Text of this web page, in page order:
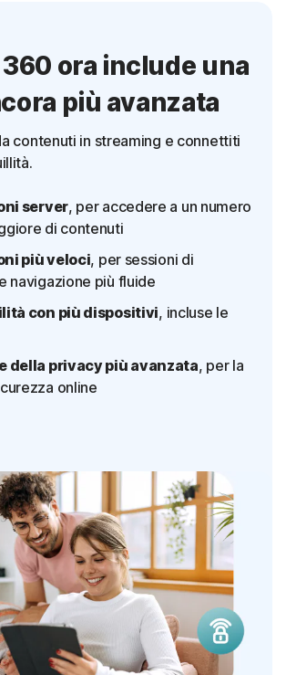
ora include una
più avanzata
contenuti in streaming e connettiti
server, per accedere a un numero
di contenuti
più veloci, per sessioni di
navigazione più fluide
con più dispositivi, incluse le
della privacy più avanzata, per la
online